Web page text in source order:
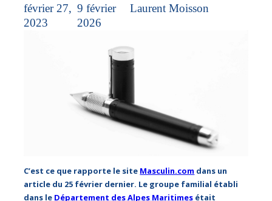
février 27,
2023
9 février
2026
Laurent Moisson
C’est ce que rapporte le site Masculin.com dans un
article du 25 février dernier. Le groupe familial établi
dans le Département des Alpes Maritimes était